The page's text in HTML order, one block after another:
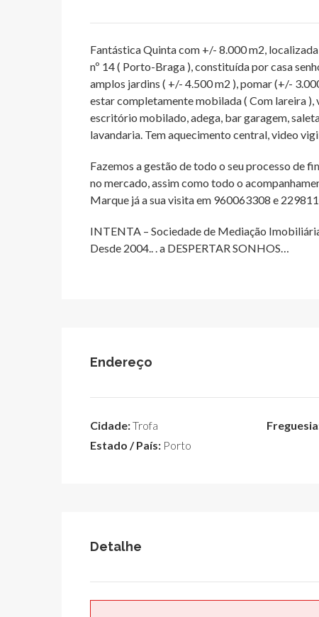
Fantástica Quinta com +/- 8.000 m2,
nº 14 ( Porto-Braga ), constituída por casa
amplos jardins ( +/- 4.500 m2 ), pomar (+/-
estar completamente mobilada ( Com lareira
escritório mobilado, adega, bar garagem,
lavandaria. Tem aquecimento central, video
Fazemos a gestão de todo o seu processo de
no mercado, assim como todo o
Marque já a sua visita em 960063308 e
INTENTA – Sociedade de Mediação
Desde 2004.. . a DESPERTAR SONHOS…
Endereço
Cidade:Trofa
Estado / País: Porto
Detalhe